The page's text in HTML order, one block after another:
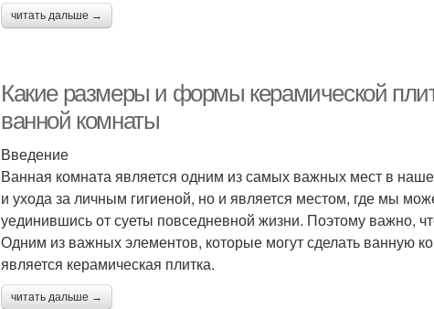
читать дальше →
Какие размеры и формы керамической
ванной комнаты
Введение
Ванная комната является одним из самых важных мест в
и ухода за личным гигиеной, но и является местом, где мы
уединившись от суеты повседневной жизни. Поэтому важно,
Одним из важных элементов, которые могут сделать ванную
является керамическая плитка.
читать дальше →